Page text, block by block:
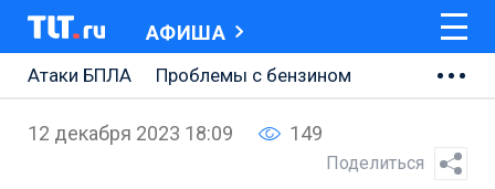
АФИША
Атаки БПЛА
Проблемы с бензином
АВТОВАЗ
12 декабря 2023 18:09 149
Поделиться